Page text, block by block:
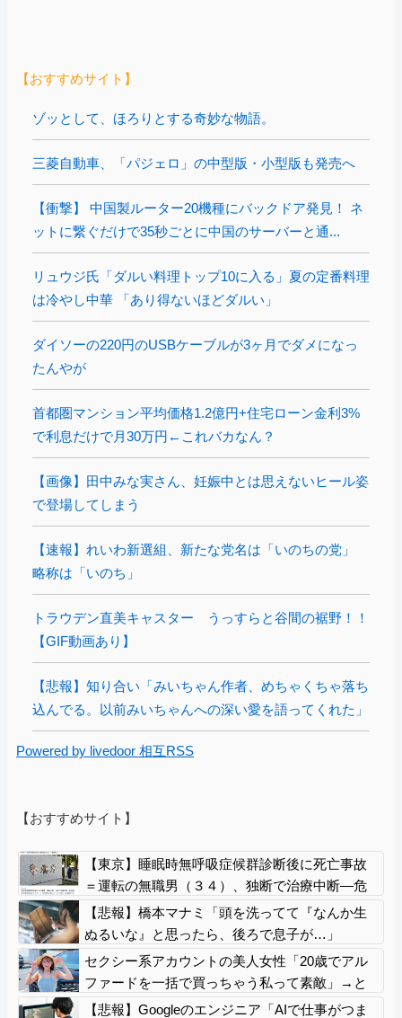
【おすすめサイト】
ゾッとして、ほろりとする奇妙な物語。
三菱自動車、「パジェロ」の中型版・小型版も発売へ
【衝撃】 中国製ルーター20機種にバックドア発見！ ネ
ットに繋ぐだけで35秒ごとに中国のサーバーと通...
リュウジ氏「ダルい料理トップ10に入る」夏の定番料理
は冷やし中華 「あり得ないほどダルい」
ダイソーの220円のUSBケーブルが3ヶ月でダメになっ
たんやが
首都圏マンション平均価格1.2億円+住宅ローン金利3%
で利息だけで月30万円←これバカなん？
【画像】田中みな実さん、妊娠中とは思えないヒール姿
で登場してしまう
【速報】れいわ新選組、新たな党名は「いのちの党」
略称は「いのち」
トラウデン直美キャスター うっすらと谷間の裾野！！
【GIF動画あり】
【悲報】知り合い「みいちゃん作者、めちゃくちゃ落ち
込んでる。以前みいちゃんへの深い愛を語ってくれた」
Powered by livedoor 相互RSS
【おすすめサイト】
【東京】睡眠時無呼吸症候群診断後に死亡事故
＝運転の無職男（３４）、独断で治療中断―危
険運転致死罪適用も
【悲報】橋本マナミ「頭を洗ってて『なんか生
ぬるいな』と思ったら、後ろで息子が…」
セクシー系アカウントの美人女性「20歳でアル
ファードを一括で買っちゃう私って素敵」→と
んでもないものが映り込んでしまい、終わる
【悲報】Googleのエンジニア「AIで仕事がつま